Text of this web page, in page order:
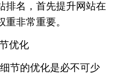
排名，首先提升网站在
非常重要。
优化
节的优化是必不可少